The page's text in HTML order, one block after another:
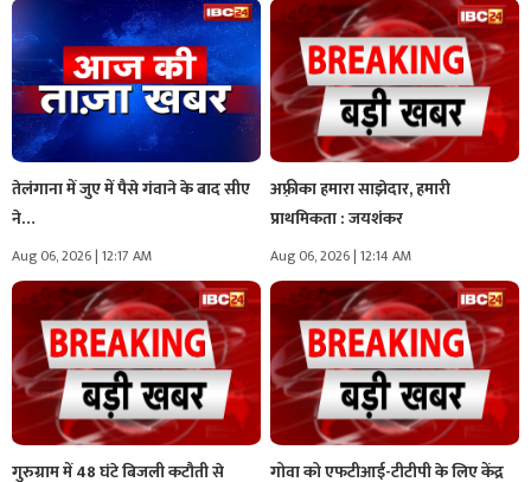
तेलंगाना में जुए में पैसे गंवाने के बाद सीए
ने…
Aug 06, 2026 | 12:17 AM
अफ़्रीका हमारा साझेदार, हमारी
प्राथमिकता : जयशंकर
Aug 06, 2026 | 12:14 AM
गुरुग्राम में 48 घंटे बिजली कटौती से गोवा को एफटीआई-टीटीपी के लिए केंद्र